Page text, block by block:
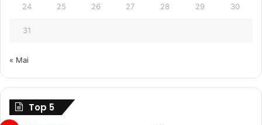
24 25 26 27 28 29 30
31
« Mai
Top 5